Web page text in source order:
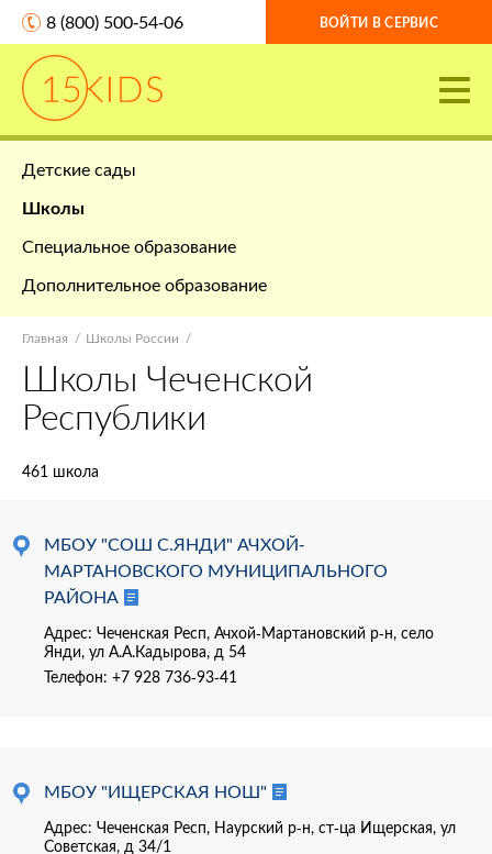
8 (800) 500-54-06 ВОЙТИ В СЕРВИС
Детские сады
Школы
Специальное образование
Дополнительное образование
Главная Школы России
Школы Чеченской
Республики
461 школа
МБОУ "СОШ С.ЯНДИ" АЧХОЙ-
МАРТАНОВСКОГО МУНИЦИПАЛЬНОГО
РАЙОНА
Адрес: Чеченская Респ, Ачхой-Мартановский р-н, село
Янди, ул А.А.Кадырова, д 54
Телефон: +7 928 736-93-41
МБОУ "ИЩЕРСКАЯ НОШ"
Адрес: Чеченская Респ, Наурский р-н, ст-ца Ищерская, ул
Советская, д 34/1